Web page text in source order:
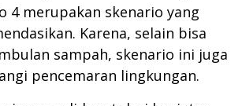
4 merupakan skenario yang
Karena, selain bisa
sampah, skenario ini juga
pencemaran lingkungan.